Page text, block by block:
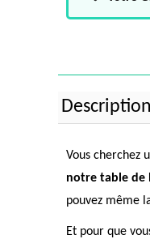
Description
Vous cherchez
notre table de
pouvez même
Et pour que